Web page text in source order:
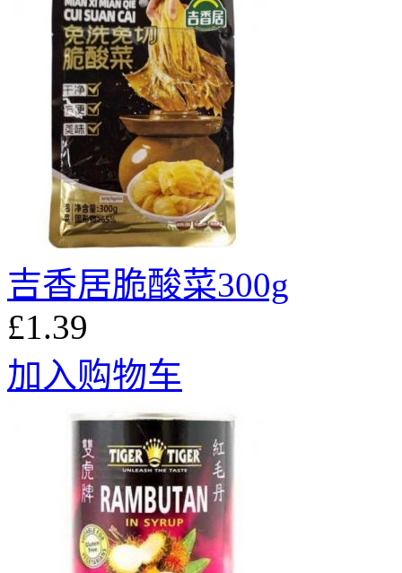
吉香居脆酸菜300g
£1.39
加入购物车